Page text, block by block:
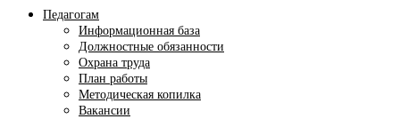
Педагогам
Информационная база
Должностные обязанности
Охрана труда
План работы
Методическая копилка
Вакансии